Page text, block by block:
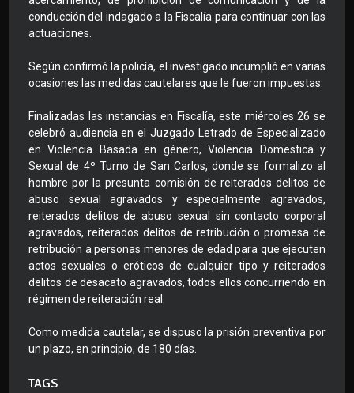
conducción del indagado a la Fiscalía para continuar con las
actuaciones.
Según confirmó la policía, el investigado incumplió en varias
ocasiones las medidas cautelares que le fueron impuestas.
Finalizadas las instancias en Fiscalía, este miércoles 26 se
celebró audiencia en el Juzgado Letrado de Especializado
en Violencia Basada en género, Violencia Domestica y
Sexual de 4º Turno de San Carlos, donde se formalizo al
hombre por la presunta comisión de reiterados delitos de
abuso sexual agravados y especialmente agravados,
reiterados delitos de abuso sexual sin contacto corporal
agravados, reiterados delitos de retribución o promesa de
retribución a personas menores de edad para que ejecuten
actos sexuales o eróticos de cualquier tipo y reiterados
delitos de desacato agravados, todos ellos concurriendo en
régimen de reiteración real.
Como medida cautelar, se dispuso la prisión preventiva por
un plazo, en principio, de 180 días.
TAGS